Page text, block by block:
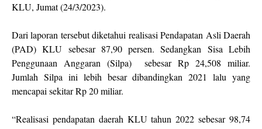
KLU, Jumat (24/3/2023).
Dari laporan tersebut diketahui realisasi Pendapatan Asli Daerah
(PAD) KLU sebesar 87,90 persen. Sedangkan Sisa Lebih
Penggunaan Anggaran (Silpa) sebesar Rp 24,508 miliar.
Jumlah Silpa ini lebih besar dibandingkan 2021 lalu yang
mencapai sekitar Rp 20 miliar.
“Realisasi pendapatan daerah KLU tahun 2022 sebesar 98,74